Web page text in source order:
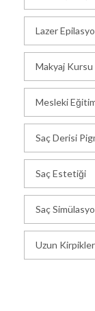
Lazer
Makyaj Kursu
Mesleki
Saç Derisi
Saç Estetiği
Saç
Uzun Kirpikler